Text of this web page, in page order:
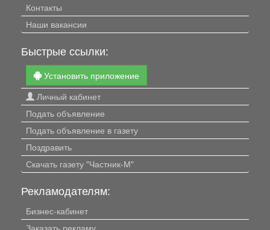
Контакты
Наши вакансии
Быстрые ссылки:
Установить приложение
Личный кабинет
Подать объявление
Подать объявление в газету
Поздравить
Скачать газету "Частник-М"
Рекламодателям:
Бизнес-кабинет
Заказать рекламу